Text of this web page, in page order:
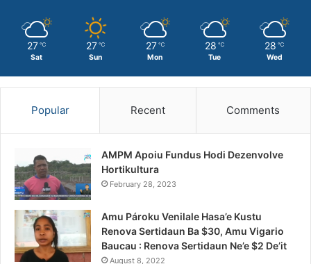
27 ℃
Sat
27 ℃
Sun
27 ℃
Mon
28 ℃
Tue
28 ℃
Wed
Popular Recent Comments
AMPM Apoiu Fundus Hodi Dezenvolve
Hortikultura
February 28, 2023
Amu Pároku Venilale Hasa’e Kustu
Renova Sertidaun Ba $30, Amu Vigario
Baucau : Renova Sertidaun Ne’e $2 De’it
August 8, 2022